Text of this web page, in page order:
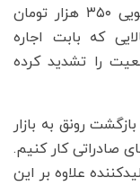
کیلویی ۳۰۰ هزار تومان بود امروز به کیلویی ۳۵۰ هزار تومان
که بابت اجاره
را تشدید کرده
رونق به بازار
صادراتی کار کنیم.
علاوه بر این